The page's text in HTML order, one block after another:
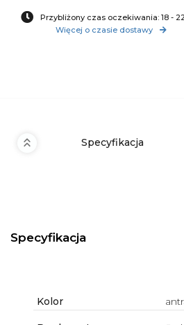
Przybliżony czas oczekiwania: 18 -
Więcej o czasie dostawy
Specyfikacja
Specyfikacja
Kolor